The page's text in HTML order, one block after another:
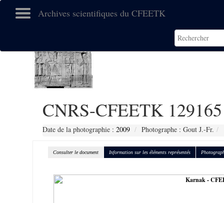
Archives scientifiques du CFEETK
CNRS-CFEETK 129165
Date de la photographie : 2009 Photographe : Gout J.-Fr.
Consulter le document Information sur les éléments représentés